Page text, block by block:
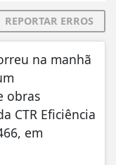
REPORTAR ERROS
na manhã
obras
CTR Eficiência
em